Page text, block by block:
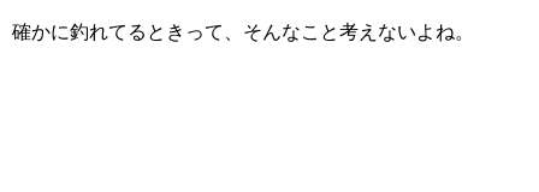
確かに釣れてるときって、そんなこと考えないよね。